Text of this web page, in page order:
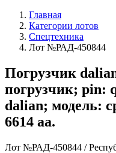
Главная
Категории лотов
Спецтехника
Лот №РАД-450844
Погрузчик
погрузчик; pin:
dalian; модель:
6614 аа.
Лот №РАД-450844 /